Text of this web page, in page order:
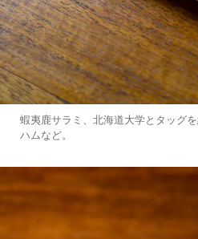
蝦夷鹿サラミ、北海道大学とタッグ
ハムなど。